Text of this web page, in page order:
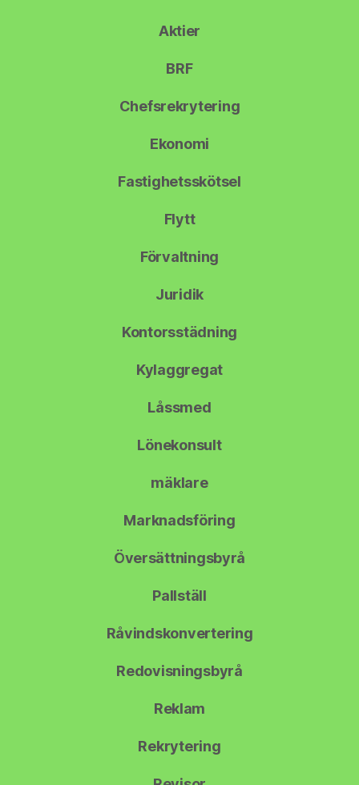
Aktier
BRF
Chefsrekrytering
Ekonomi
Fastighetsskötsel
Flytt
Förvaltning
Juridik
Kontorsstädning
Kylaggregat
Låssmed
Lönekonsult
mäklare
Marknadsföring
Översättningsbyrå
Pallställ
Råvindskonvertering
Redovisningsbyrå
Reklam
Rekrytering